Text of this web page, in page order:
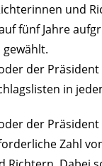
und
fünf Jahre
der Präsident
in
der Präsident
Zahl